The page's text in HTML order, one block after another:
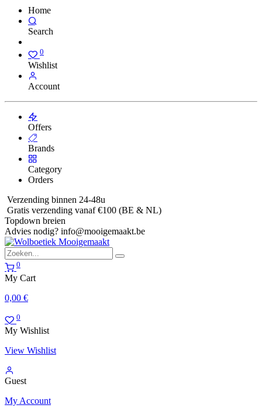
Home
Search
0
Wishlist
Account
Offers
Brands
Category
Orders
Verzending binnen 24-48u
Gratis verzending vanaf €100 (BE & NL)
Topdown breien
Advies nodig? info@mooigemaakt.be
0
My Cart
0,00 €
0
My Wishlist
View Wishlist
Guest
My Account